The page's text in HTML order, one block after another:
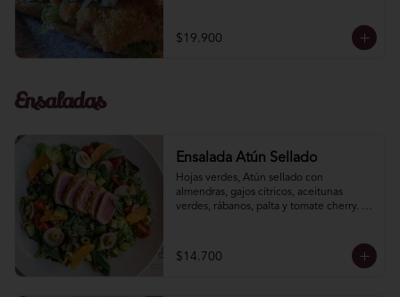
$19.900
Ensaladas
Ensalada Atún Sellado
Hojas verdes, Atún sellado con
almendras, gajos cítricos, aceitunas
verdes, rábanos, palta y tomate cherry.
$14.700